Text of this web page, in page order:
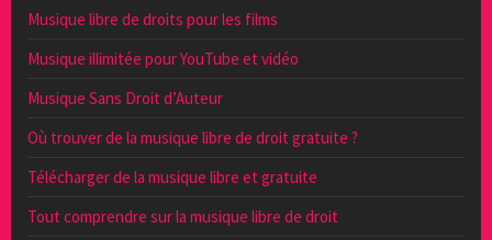
Musique libre de droits pour les films
Musique illimitée pour YouTube et vidéo
Musique Sans Droit d’Auteur
Où trouver de la musique libre de droit gratuite ?
Télécharger de la musique libre et gratuite
Tout comprendre sur la musique libre de droit